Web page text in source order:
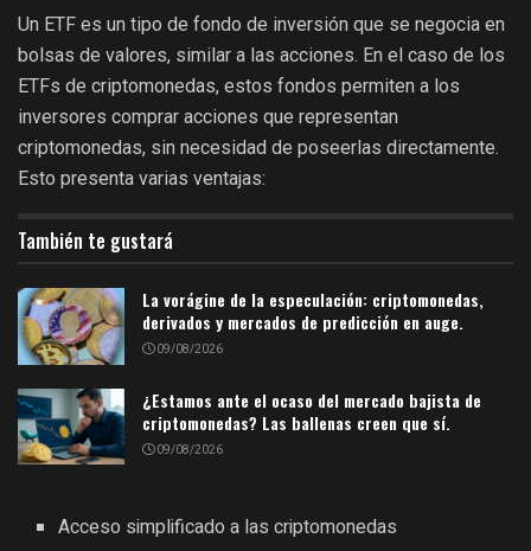
Un ETF es un tipo de fondo de inversión que se negocia en
bolsas de valores, similar a las acciones. En el caso de los
ETFs de criptomonedas, estos fondos permiten a los
inversores comprar acciones que representan
criptomonedas, sin necesidad de poseerlas directamente.
Esto presenta varias ventajas:
También te gustará
La vorágine de la especulación: criptomonedas,
derivados y mercados de predicción en auge.
09/08/2026
¿Estamos ante el ocaso del mercado bajista de
criptomonedas? Las ballenas creen que sí.
09/08/2026
Acceso simplificado a las criptomonedas